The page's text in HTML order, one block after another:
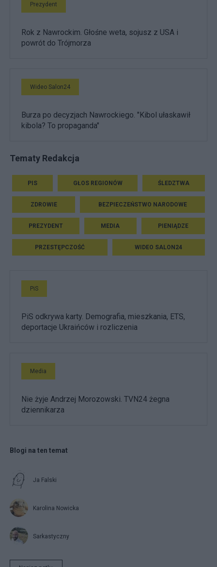
Prezydent
Rok z Nawrockim. Głośne weta, sojusz z USA i
powrót do Trójmorza
Wideo Salon24
Burza po decyzjach Nawrockiego. "Kibol ułaskawił
kibola? To propaganda"
Tematy Redakcja
PIS GŁOS REGIONÓW ŚLEDZTWA
ZDROWIE BEZPIECZEŃSTWO NARODOWE
PREZYDENT MEDIA PIENIĄDZE
PRZESTĘPCZOŚĆ WIDEO SALON24
PiS
PiS odkrywa karty. Demografia, mieszkania, ETS,
deportacje Ukraińców i rozliczenia
Media
Nie żyje Andrzej Morozowski. TVN24 żegna
dziennikarza
Blogi na ten temat
Ja Falski
Karolina Nowicka
Sarkastyczny